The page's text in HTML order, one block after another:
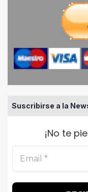
Suscribirse a la
¡No te